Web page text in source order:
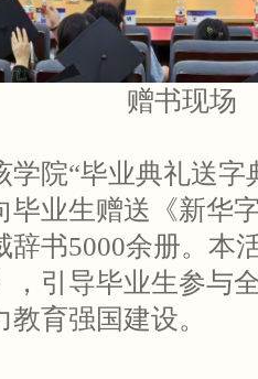
赠书现场
学院“毕业典礼送字
毕业生赠送《新华
辞书5000余册。本
，引导毕业生参与
育强国建设。